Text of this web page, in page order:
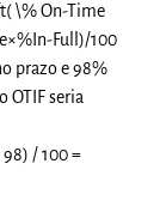
\% On-Time
e×% n-Fu ll)/100
prazo e 98%
OTIF seria
/ 100 =